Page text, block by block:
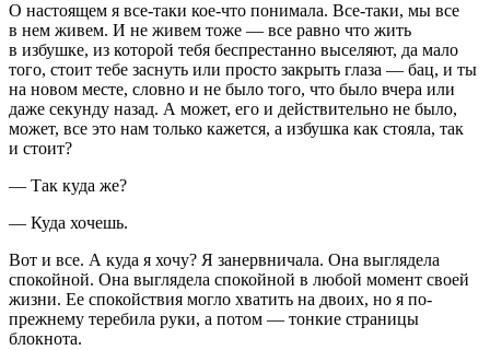
О настоящем я все-таки кое-что понимала. Все-таки, мы все
в нем живем. И не живем тоже — все равно что жить
в избушке, из которой тебя беспрестанно выселяют, да мало
того, стоит тебе заснуть или просто закрыть глаза — бац, и ты
на новом месте, словно и не было того, что было вчера или
даже секунду назад. А может, его и действительно не было,
может, все это нам только кажется, а избушка как стояла, так
и стоит?
— Так куда же?
— Куда хочешь.
Вот и все. А куда я хочу? Я занервничала. Она выглядела
спокойной. Она выглядела спокойной в любой момент своей
жизни. Ее спокойствия могло хватить на двоих, но я по-
прежнему теребила руки, а потом — тонкие страницы
блокнота.